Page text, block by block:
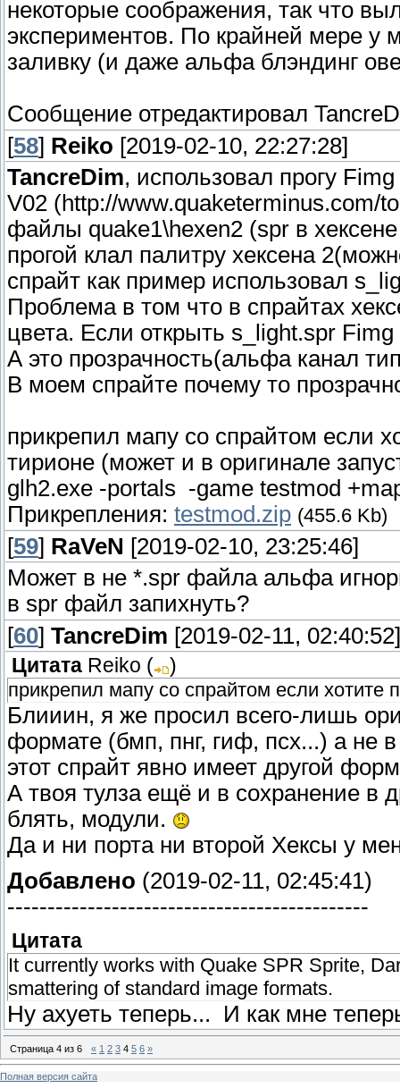
некоторые соображения, так что
экспериментов. По крайней мере у
заливку (и даже альфа блэндинг
Сообщение отредактировал
[58] Reiko [2019-02-10, 22:27:28]
TancreDim, использовал прогу Fimg
V02 (http://www.quaketerminus.com/
файлы quake1\hexen2 (spr в
прогой клал палитру хексена
спрайт как пример использовал
Проблема в том что в спрайтах
цвета. Если открыть s_light.spr
А это прозрачность(альфа канал
В моем спрайте почему то
прикрепил мапу со спрайтом если
тирионе (может и в оригинале
glh2.exe -portals -game testmod
Прикрепления: testmod.zip (455.6 Kb)
[59] RaVeN [2019-02-10, 23:25:46]
Может в не *.spr файла альфа
в spr файл запихнуть?
[60] TancreDim [2019-02-11, 02:40:52]
Цитата Reiko (
)
прикрепил мапу со спрайтом если хотите
Блииин, я же просил всего-лишь
формате (бмп, пнг, гиф, псх...) а не
этот спрайт явно имеет другой
А твоя тулза ещё и в сохранение в
блять, модули.
Да и ни порта ни второй Хексы у
Добавлено (2019-02-11, 02:45:41)
---------------------------------------------
Цитата
It currently works with Quake SPR Sprite,
smattering of standard image formats.
Ну ахуеть теперь... И как мне
Страница 4 из 6 « 1 2 3 4 5 6 »
Полная версия сайта